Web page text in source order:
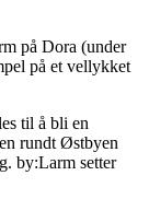
på Dora (under
på et vellykket
til å bli en
rundt Østbyen
by:Larm setter